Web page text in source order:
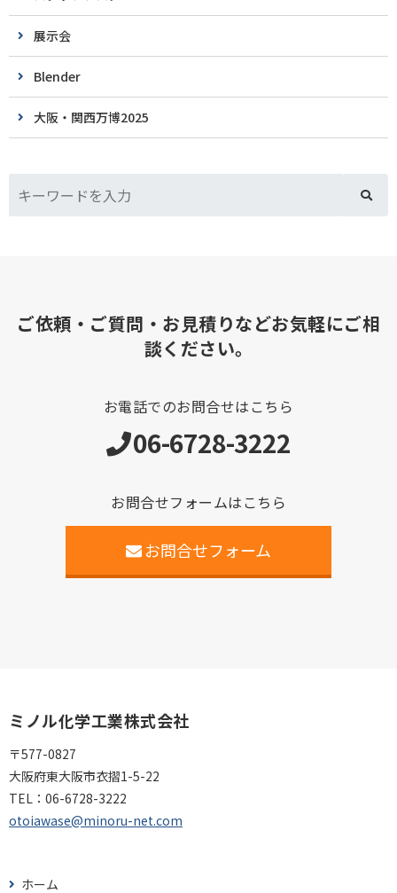
展示会
Blender
大阪・関西万博2025
ご依頼・ご質問・お見積りなどお気軽にご相
談ください。
お電話でのお問合せはこちら
06-6728-3222
お問合せフォームはこちら
お問合せフォーム
ミノル化学工業株式会社
〒577-0827
大阪府東大阪市衣摺1-5-22
TEL： 06-6728-3222
otoiawase@minoru-net.com
ホーム